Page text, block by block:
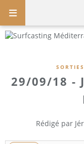
SORTIES
29/09/18 -
Rédigé par